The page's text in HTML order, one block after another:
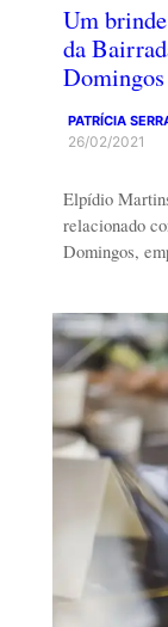
Um
da
Domingos
PATRÍCIA
26/02/2021
Elpídio
relacionado
Domingos,